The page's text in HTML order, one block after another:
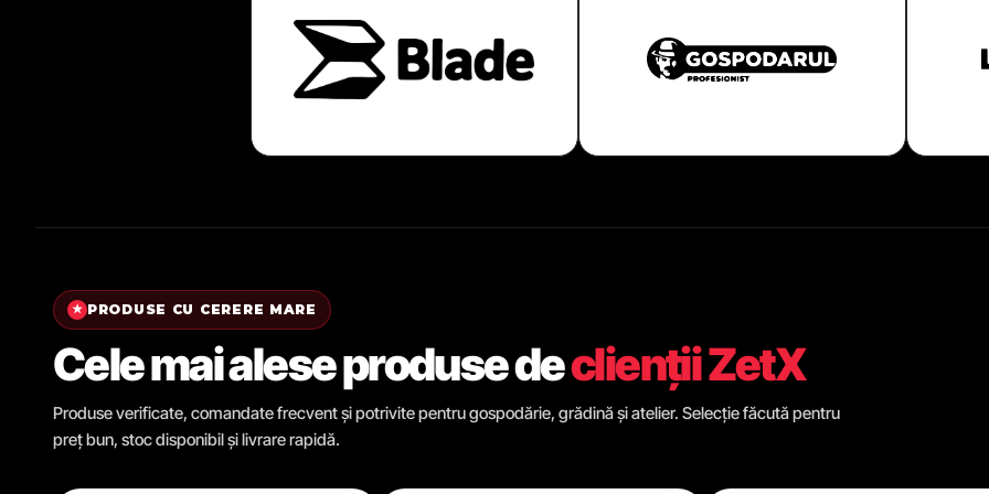
★ PRODUSE CU CERERE MARE
Cele mai alese produse declienții ZetX
Produse verificate, comandate frecvent și potrivite pentru gospodărie, grădină și atelier. Selecție făcută pentru
preț bun, stoc disponibil și livrare rapidă.